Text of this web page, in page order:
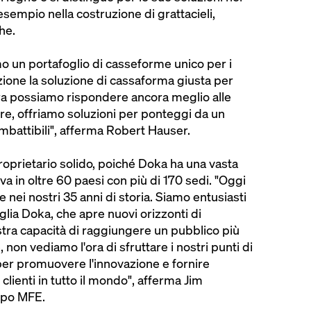
nella costruzione di grattacieli,
un portafoglio di casseforme unico per i
la soluzione di cassaforma giusta per
possiamo rispondere ancora meglio alle
offriamo soluzioni per ponteggi da un
afferma Robert Hauser.
solido, poiché Doka ha una vasta
in oltre 60 paesi con più di 170 sedi. "Oggi
nostri 35 anni di storia. Siamo entusiasti
Doka, che apre nuovi orizzonti di
capacità di raggiungere un pubblico più
non vediamo l'ora di sfruttare i nostri punti di
promuovere l'innovazione e fornire
in tutto il mondo", afferma Jim
MFE.